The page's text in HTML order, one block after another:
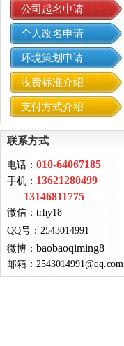
公司起名申请
个人改名申请
环境策划申请
收费标准介绍
支付方式介绍
联系方式
电话： 010-64067185
手机： 13621280499
13146811775
微信： trhy18
QQ号 ： 2543014991
微博： baobaoqiming8
邮箱： 2543014991@qq.com